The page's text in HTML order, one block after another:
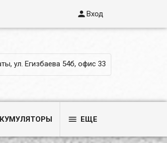
Вход
ул. Егизбаева 54б, офис 33
 ЕЩЕ